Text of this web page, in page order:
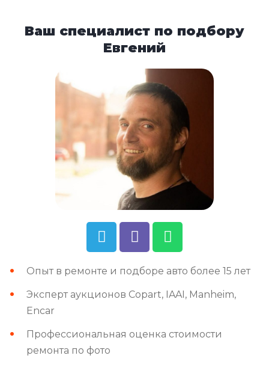
Ваш специалист по подбору
Евгений
Опыт в ремонте и подборе авто более 15 лет
Эксперт аукционов Copart, IAAI, Manheim,
Encar
Профессиональная оценка стоимости
ремонта по фото